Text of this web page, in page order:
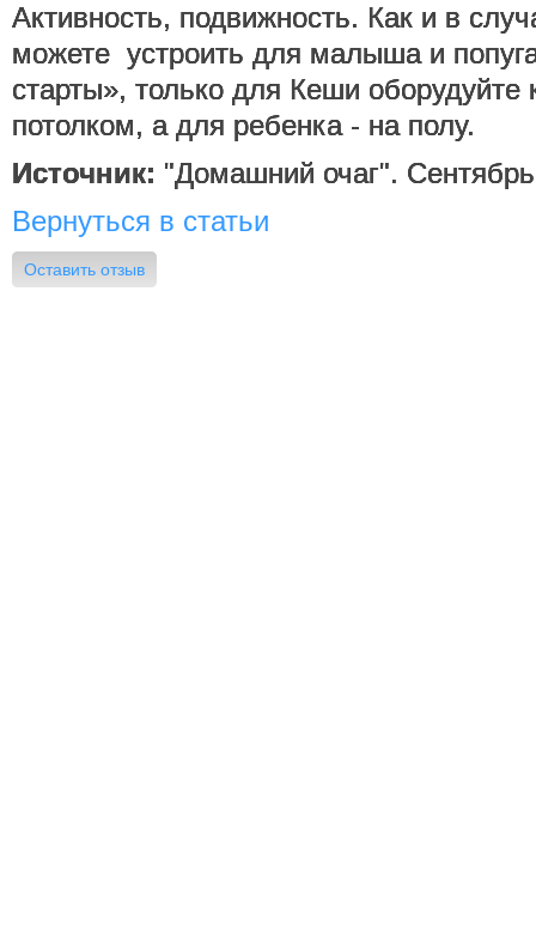
Активность, подвижность. Как и в
можете устроить для малыша и
старты», только для Кеши оборудуйте
потолком, а для ребенка - на полу.
Источник: "Домашний очаг". Сентябрь
Вернуться в статьи
Оставить отзыв